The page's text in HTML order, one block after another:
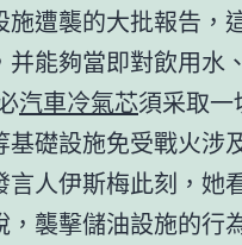
施遭襲的大批報告，
能夠當即對飲用水
汽車冷氣芯須采取
礎設施免受戰火涉
言人伊斯梅此刻，她
襲擊儲油設施的行